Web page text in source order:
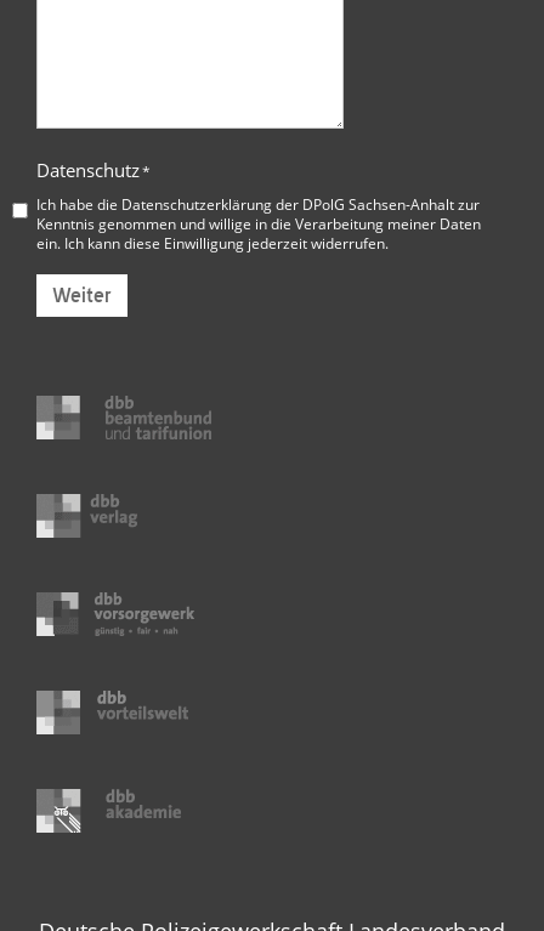
Datenschutz*
Ich habe die Datenschutzerklärung der DPolG Sachsen-Anhaltzur
Kenntnis genommen und willige in die Verarbeitung meiner Daten
ein. Ich kann diese Einwilligung jederzeit widerrufen.
Weiter